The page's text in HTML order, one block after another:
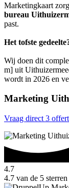
Marketingkaart
bureau
past.
Het tofste
Wij doen dit
m] uit
wordt in 2026 en
Marketing
Vraag direct 3
4.7
4.7 van de 5